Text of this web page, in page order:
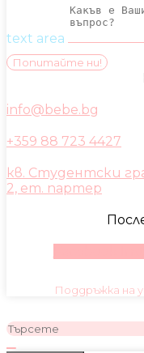
text area
Попитайте ни!
info@bebe.bg
+359 88 723 4427
кв. Студентски
2, ет. партер
Поддръжка на